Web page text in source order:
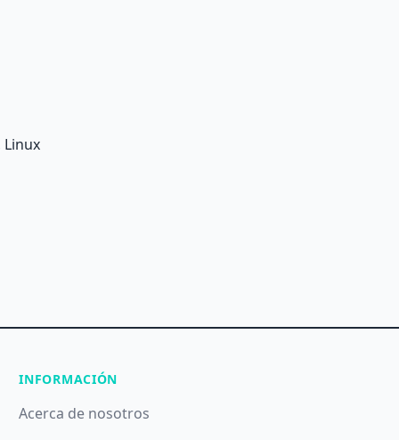
Linux
INFORMACIÓN
Acerca de nosotros